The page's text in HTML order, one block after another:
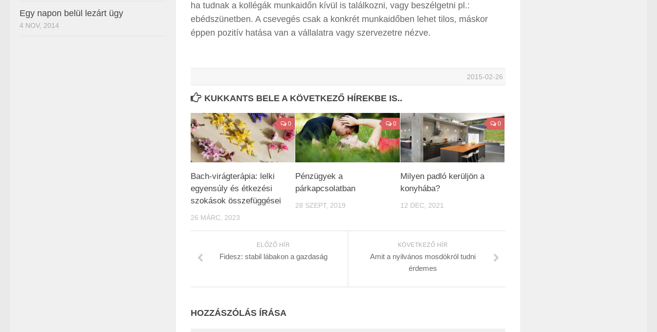
ha tudnak a kollégák munkaidőn kívül is találkozni, vagy beszélgetni pl.:
ebédszünetben. A csevegés csak a konkrét munkaidőben lehet tilos, máskor
éppen pozitív hatása van a vállalatra vagy szervezetre nézve.
2015-02-26
KUKKANTS BELE A KÖVETKEZŐ HÍREKBE IS..
0
Bach-virágterápia: lelki
egyensúly és étkezési
szokások összefüggései
26 MÁRC, 2023
0
Pénzügyek a
párkapcsolatban
28 SZEPT, 2019
0
Milyen padló kerüljön a
konyhába?
12 DEC, 2021
KÖVETKEZŐ HÍR
Amit a nyilvános mosdókról tudni
érdemes
ELŐZŐ HÍR
Fidesz: stabil lábakon a gazdaság
HOZZÁSZÓLÁS ÍRÁSA
Egy napon belül lezárt ügy
4 NOV, 2014